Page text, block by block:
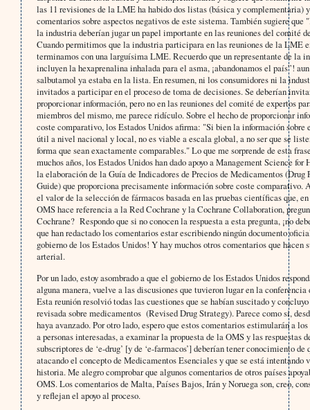
las 11 revisiones de la LME ha habido dos listas (básica y complementaria)
comentarios sobre aspectos negativos de este sistema. También sugiere que
la industria deberían jugar un papel importante en las reuniones del comité
Cuando permitimos que la industria participara en las reuniones de la LME
terminamos con una larguísima LME. Recuerdo que un representante de la
incluyen la hexaprenalina inhalada para el asma, ¡abandonamos el país”!
salbutamol ya estaba en la lista. En resumen, ni los consumidores ni la
invitados a participar en el proceso de toma de decisiones. Se deberían
proporcionar información, pero no en las reuniones del comité de expertos
miembros del mismo, me parece ridículo. Sobre el hecho de proporcionar
coste comparativo, los Estados Unidos afirma: "Si bien la información sobre
útil a nivel nacional y local, no es viable a escala global, a no ser que se
forma que sean exactamente comparables." Lo que me sorprende de esta
muchos años, los Estados Unidos han dado apoyo a Management Science for
la elaboración de la Guía de Indicadores de Precios de Medicamentos (Drug
Guide) que proporciona precisamente información sobre coste comparativo.
el valor de la selección de fármacos basada en las pruebas científicas que,
OMS hace referencia a la Red Cochrane y la Cochrane Collaboration,
Cochrane? Respondo que si no conocen la respuesta a esta pregunta, ¡no
que han redactado los comentarios estar escribiendo ningún documento
gobierno de los Estados Unidos! Y hay muchos otros comentarios que hacen
arterial.
Por un lado, estoy asombrado a que el gobierno de los Estados Unidos
alguna manera, vuelve a las discusiones que tuvieron lugar en la conferencia
Esta reunión resolvió todas las cuestiones que se habían suscitado y
revisada sobre medicamentos (Revised Drug Strategy). Parece como si,
haya avanzado. Por otro lado, espero que estos comentarios estimularán a
a personas interesadas, a examinar la propuesta de la OMS y las respuestas
subscriptores de ‘e-drug’ [y de ‘e-farmacos’] deberían tener conocimiento de
atacando el concepto de Medicamentos Esenciales y que se está intentando
historia. Me alegro comprobar que algunos comentarios de otros países
OMS. Los comentarios de Malta, Países Bajos, Irán y Noruega son, creo,
y reflejan el apoyo al proceso.